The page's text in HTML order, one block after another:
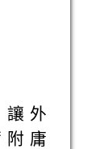
外
庸